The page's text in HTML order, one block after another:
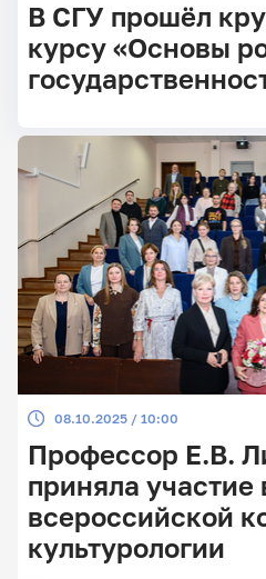
В СГУ прошёл
курсу «Основы
08.10.2025 / 10:00
Профессор Е.В.
приняла участие
всероссийской
культурологии